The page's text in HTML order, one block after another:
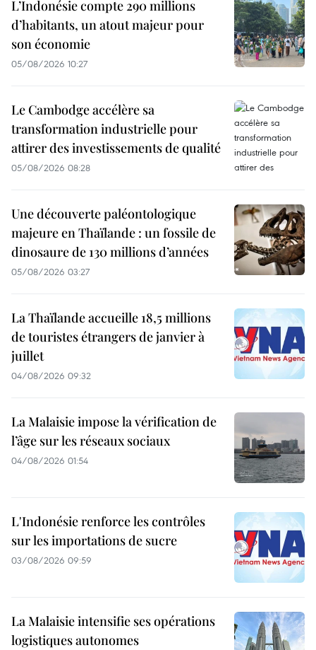
L’Indonésie compte 290 millions
d’habitants, un atout majeur pour
son économie
05/08/2026 10:27
Le Cambodge accélère sa
transformation industrielle pour
attirer des investissements de qualité
05/08/2026 08:28
Une découverte paléontologique
majeure en Thaïlande : un fossile de
dinosaure de 130 millions d’années
05/08/2026 03:27
La Thaïlande accueille 18,5 millions
de touristes étrangers de janvier à
juillet
04/08/2026 09:32
La Malaisie impose la vérification de
l’âge sur les réseaux sociaux
04/08/2026 01:54
L'Indonésie renforce les contrôles
sur les importations de sucre
03/08/2026 09:59
La Malaisie intensifie ses opérations
logistiques autonomes